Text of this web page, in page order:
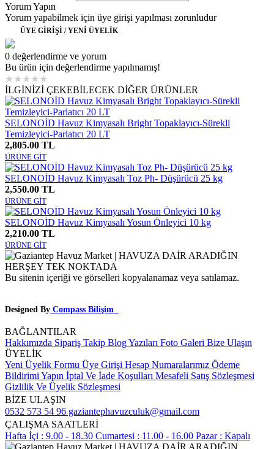
Yorum Yapın
Yorum yapabilmek için üye girişi yapılması zorunludur
ÜYE GİRİŞİ / YENİ ÜYELİK
0 değerlendirme ve yorum
Bu ürün için değerlendirme yapılmamış!
★★★★★
İLGİNİZİ ÇEKEBİLECEK DİĞER ÜRÜNLER
SELONOİD Havuz Kimyasalı Bright Topaklayıcı-Sürekli
Temizleyici-Parlatıcı 20 LT
2,805.00 TL
ÜRÜNE GİT
SELONOİD Havuz Kimyasalı Toz Ph- Düşürücü 25 kg
2,550.00 TL
ÜRÜNE GİT
SELONOİD Havuz Kimyasalı Yosun Önleyici 10 kg
2,210.00 TL
ÜRÜNE GİT
Bu sitenin içeriği ve görselleri kopyalanamaz veya satılamaz.
Designed By Compass Bilişim
BAĞLANTILAR
Hakkımızda Sipariş Takip Blog Yazıları Foto Galeri Bize Ulaşın
ÜYELİK
Yeni Üyelik Formu Üye Girişi Hesap Numaralarımız Ödeme
Bildirimi Yapın İptal Ve İade Koşulları Mesafeli Satış Sözleşmesi
Gizlilik Ve Üyelik Sözleşmesi
BİZE ULAŞIN
0532 573 54 96 gaziantephavuzculuk@gmail.com
ÇALIŞMA SAATLERİ
Hafta İçi : 9.00 - 18.30 Cumartesi : 11.00 - 16.00 Pazar : Kapalı